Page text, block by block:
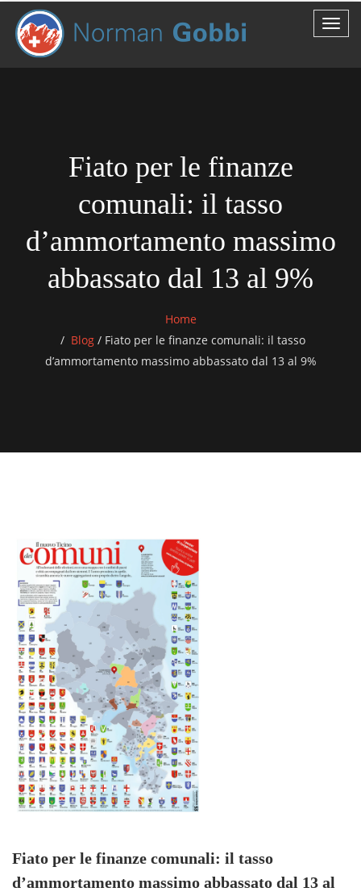
Fiato per le finanze
comunali: il tasso
d’ammortamento massimo
abbassato dal 13 al 9%
Home
Blog /Fiato per le finanze comunali: il tasso
d’ammortamento massimo abbassato dal 13 al 9%
Fiato per le finanze comunali: il tasso
d’ammortamento massimo abbassato dal 13 al